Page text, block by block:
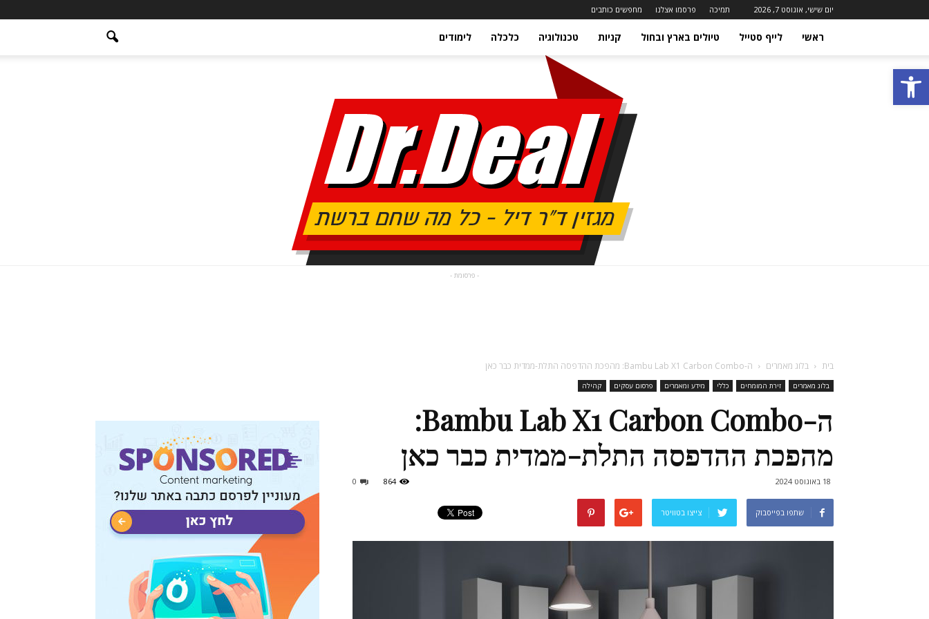
פתח סרגל נגישות
יום שישי, אוגוסט 7, 2026 תמיכה פרסמו אצלנו מחפשים כותבים
ראשי לייף סטייל טיולים בארץ ובחול קניות טכנולוגיה כלכלה לימודים
ד"ר
דיל
- פרסומת -
בית בלוג מאמרים ה-Bambu Lab X1 Carbon Combo: מהפכת ההדפסה התלת-ממדית כבר כאן
בלוג מאמרים זירת המומחים כללי מידע ומאמרים פרסום עסקים קהילה
ה-Bambu Lab X1 Carbon Combo:
מהפכת ההדפסה התלת-ממדית כבר כאן
18 באוגוסט 2024 0 864
שתפו בפייסבוק צייצו בטוויטר